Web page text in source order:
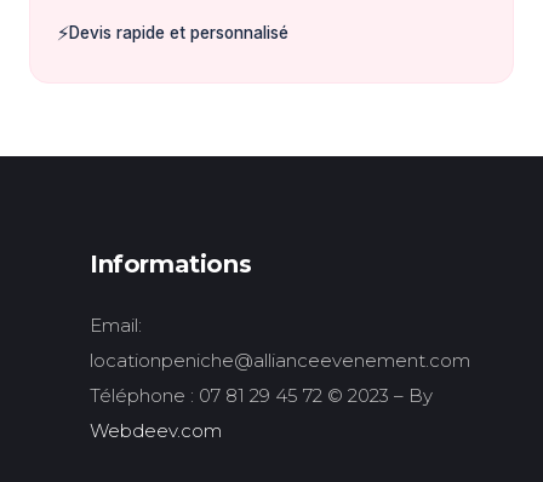
⚡Devis rapide et personnalisé
Informations
Email:
locationpeniche@allianceevenement.com
Téléphone : 07 81 29 45 72 © 2023 – By
Webdeev.com